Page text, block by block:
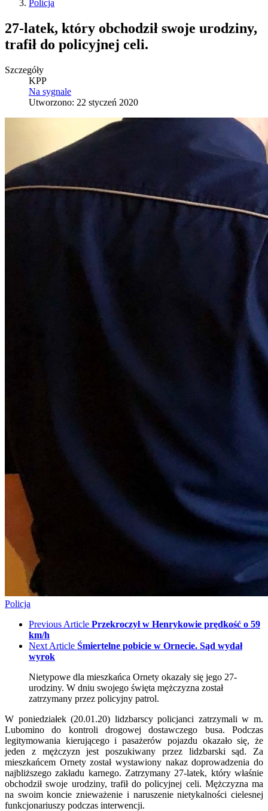
Policja
27-latek, który obchodził swoje urodziny,
trafił do policyjnej celi.
Szczegóły
KPP
Na sygnale
Utworzono: 22 styczeń 2020
Policja
Previous Article Przekroczył w Henrykowie prędkość o 59
km/h
Next Article Śmiertelne pobicie w Ornecie. Sąd wydał
wyrok
Nietypowe dla mieszkańca Ornety okazały się jego 27-
urodziny. W dniu swojego święta mężczyzna został
zatrzymany przez policyjny patrol.
W poniedziałek (20.01.20) lidzbarscy policjanci zatrzymali w m.
Lubomino do kontroli drogowej dostawczego busa. Podczas
legitymowania kierującego i pasażerów pojazdu okazało się, że
jeden z mężczyzn jest poszukiwany przez lidzbarski sąd. Za
mieszkańcem Ornety został wystawiony nakaz doprowadzenia do
najbliższego zakładu karnego. Zatrzymany 27-latek, który właśnie
obchodził swoje urodziny, trafił do policyjnej celi. Mężczyzna ma
na swoim koncie znieważenie i naruszenie nietykalności cielesnej
funkcjonariuszy podczas interwencji.